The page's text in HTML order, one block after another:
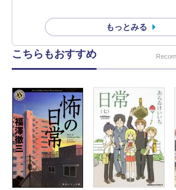
もっとみる
こちらもおすすめ